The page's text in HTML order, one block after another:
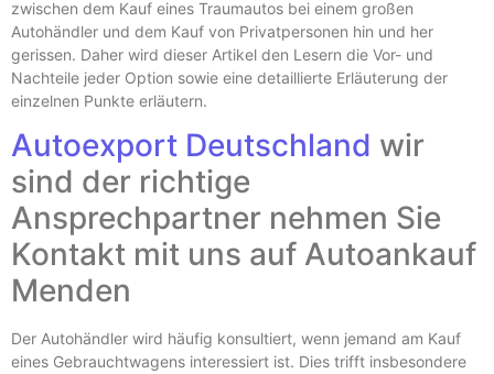
zwischen dem Kauf eines Traumautos bei einem großen
Autohändler und dem Kauf von Privatpersonen hin und her
gerissen. Daher wird dieser Artikel den Lesern die Vor- und
Nachteile jeder Option sowie eine detaillierte Erläuterung der
einzelnen Punkte erläutern.
Autoexport Deutschland wir
sind der richtige
Ansprechpartner nehmen Sie
Kontakt mit uns auf Autoankauf
Menden
Der Autohändler wird häufig konsultiert, wenn jemand am Kauf
eines Gebrauchtwagens interessiert ist. Dies trifft insbesondere